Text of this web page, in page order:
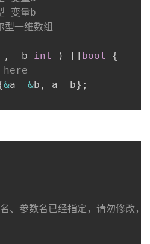
变量b
一维数组
,
  b
int ) [ ] bool
{
&a==&b , a==b} ;
、参数名已经指定，请勿修改，